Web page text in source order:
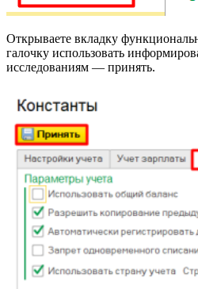
Открываете вкладку
галочку использовать
исследованиям — принять.